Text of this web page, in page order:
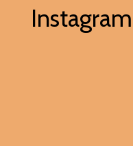
Instagram